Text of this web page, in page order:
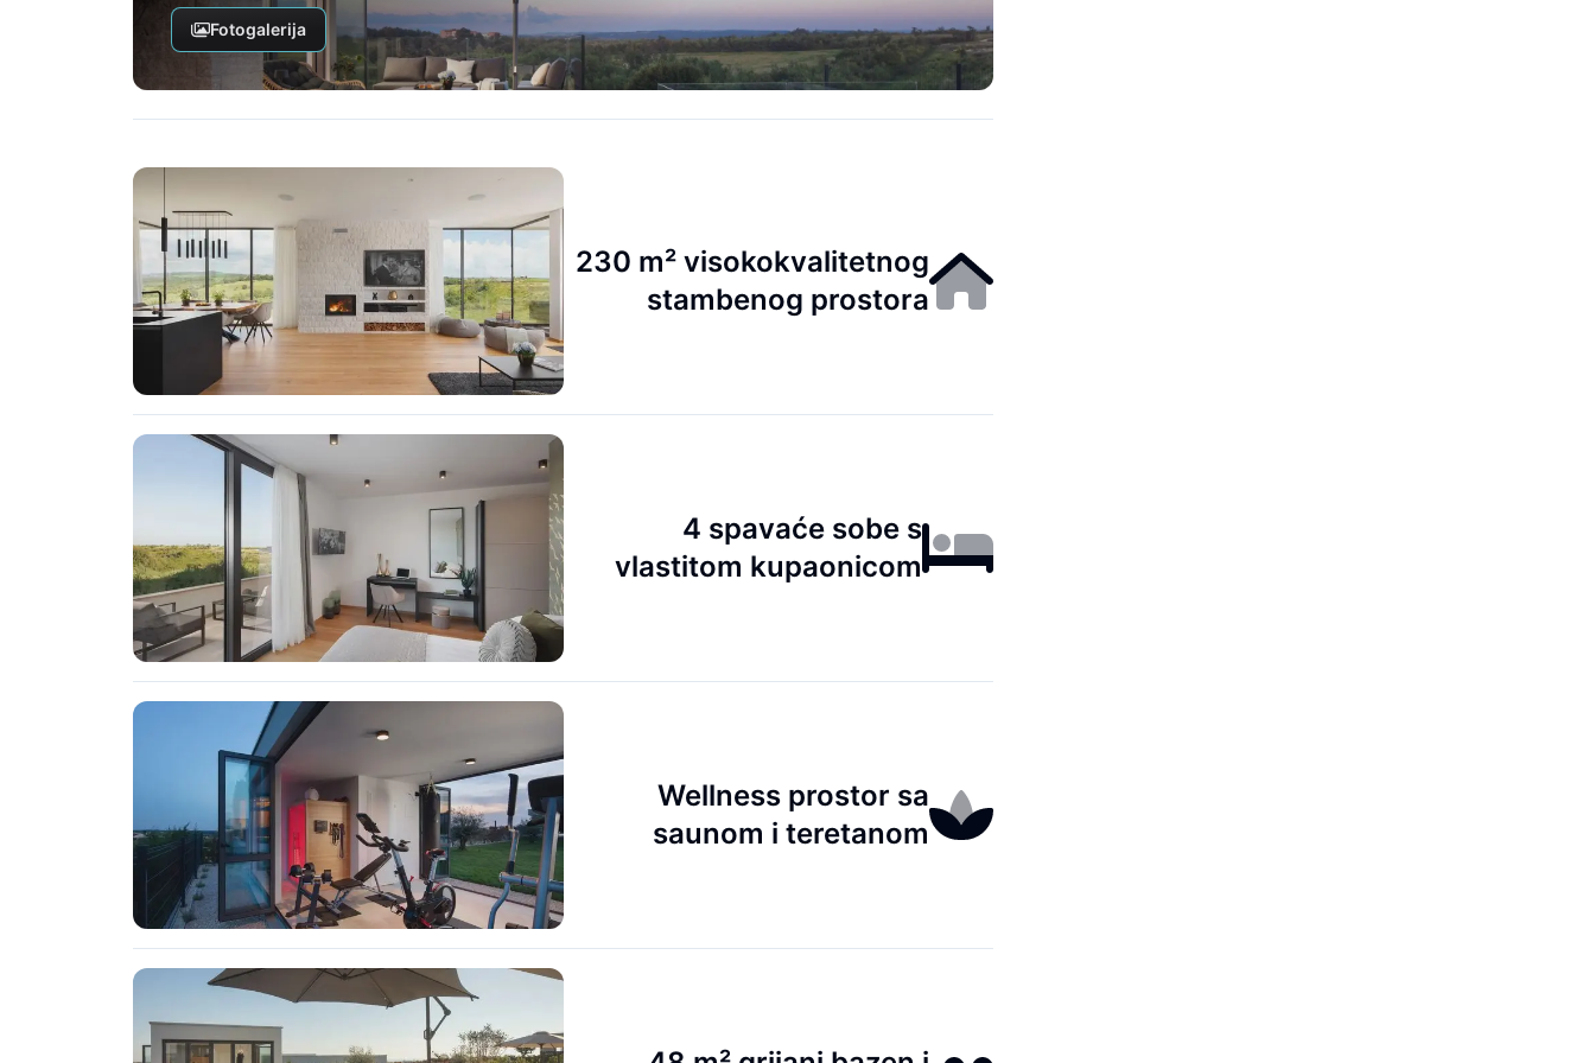
Fotogalerija
230 m² visokokvalitetnog
stambenog prostora
4 spavaće sobe s
vlastitom kupaonicom
Wellness prostor sa
saunom i teretanom